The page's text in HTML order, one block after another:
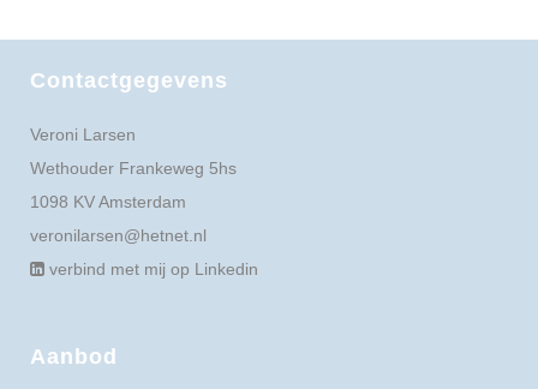
Contactgegevens
Veroni Larsen
Wethouder Frankeweg 5hs
1098 KV Amsterdam
veronilarsen@hetnet.nl
verbind met mij op Linkedin
Aanbod